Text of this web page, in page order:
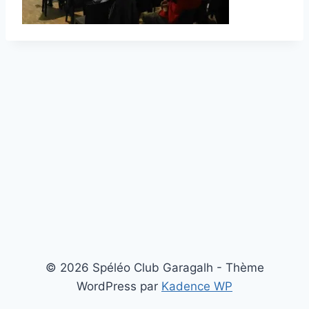
© 2026 Spéléo Club Garagalh - Thème
WordPress par Kadence WP